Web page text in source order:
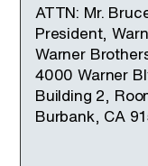
ATTN: Mr.
President,
Warner
4000 Warner
Building 2,
Burbank, CA